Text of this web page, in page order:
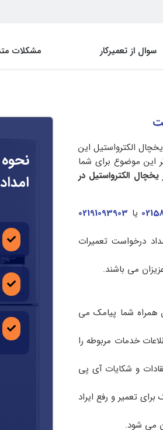
سوال از تعمیرکار مشکلات
الکترواستیل این
این موضوع برای شما
یخچال الکترواستیل در
یا 02191093903
درخواست تعمیرات
شما پیامک می
خدمات مربوطه را
و شکایات آی پی
تعمیر و رفع ایراد
می شود.
امداد